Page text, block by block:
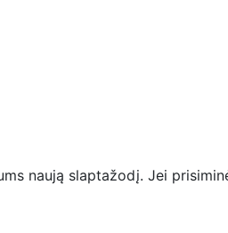
naują slaptažodį. Jei